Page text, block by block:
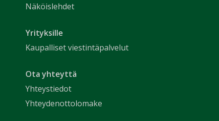
Näköislehdet
Yrityksille
Kaupalliset viestintäpalvelut
Ota yhteyttä
Yhteystiedot
Yhteydenottolomake